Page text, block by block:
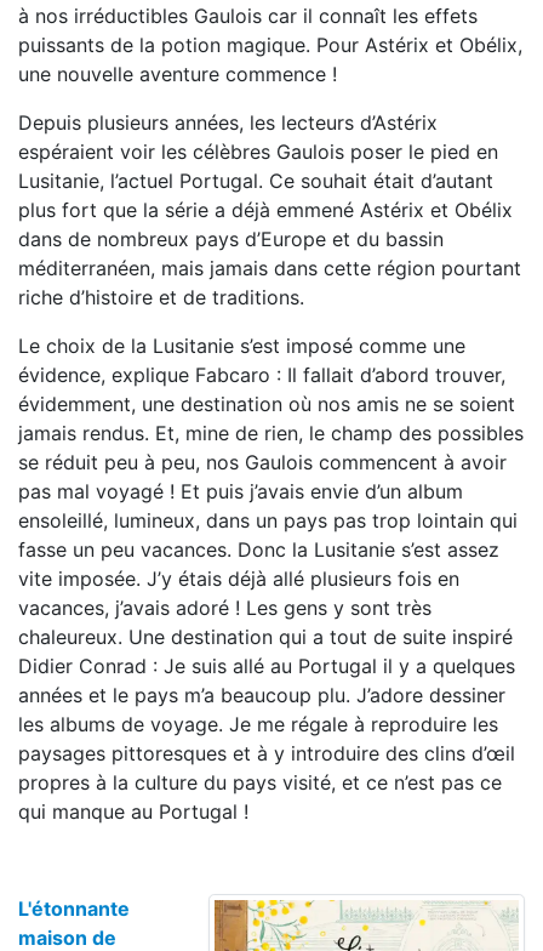
à nos irréductibles Gaulois car il connaît les effets
puissants de la potion magique. Pour Astérix et Obélix,
une nouvelle aventure commence !
Depuis plusieurs années, les lecteurs d’Astérix
espéraient voir les célèbres Gaulois poser le pied en
Lusitanie, l’actuel Portugal. Ce souhait était d’autant
plus fort que la série a déjà emmené Astérix et Obélix
dans de nombreux pays d’Europe et du bassin
méditerranéen, mais jamais dans cette région pourtant
riche d’histoire et de traditions.
Le choix de la Lusitanie s’est imposé comme une
évidence, explique Fabcaro : Il fallait d’abord trouver,
évidemment, une destination où nos amis ne se soient
jamais rendus. Et, mine de rien, le champ des possibles
se réduit peu à peu, nos Gaulois commencent à avoir
pas mal voyagé ! Et puis j’avais envie d’un album
ensoleillé, lumineux, dans un pays pas trop lointain qui
fasse un peu vacances. Donc la Lusitanie s’est assez
vite imposée. J’y étais déjà allé plusieurs fois en
vacances, j’avais adoré ! Les gens y sont très
chaleureux. Une destination qui a tout de suite inspiré
Didier Conrad : Je suis allé au Portugal il y a quelques
années et le pays m’a beaucoup plu. J’adore dessiner
les albums de voyage. Je me régale à reproduire les
paysages pittoresques et à y introduire des clins d’œil
propres à la culture du pays visité, et ce n’est pas ce
qui manque au Portugal !
L'étonnante
maison de